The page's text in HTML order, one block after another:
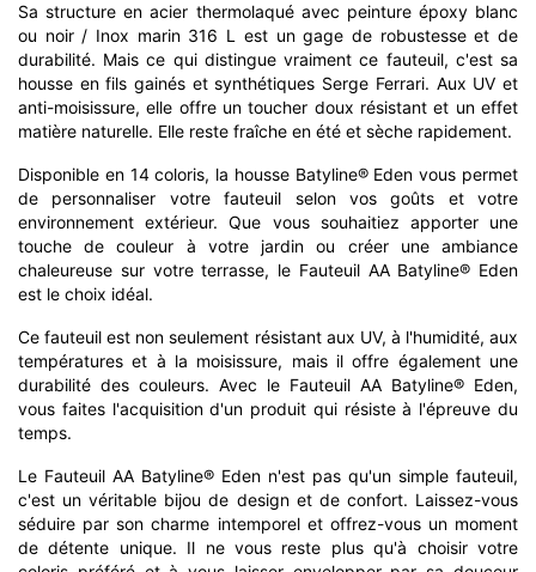
Sa structure en acier thermolaqué avec peinture époxy blanc
ou noir / Inox marin 316 L est un gage de robustesse et de
durabilité. Mais ce qui distingue vraiment ce fauteuil, c'est sa
housse en fils gainés et synthétiques Serge Ferrari. Aux UV et
anti-moisissure, elle offre un toucher doux résistant et un effet
matière naturelle. Elle reste fraîche en été et sèche rapidement.
Disponible en 14 coloris, la housse Batyline® Eden vous permet
de personnaliser votre fauteuil selon vos goûts et votre
environnement extérieur. Que vous souhaitiez apporter une
touche de couleur à votre jardin ou créer une ambiance
chaleureuse sur votre terrasse, le Fauteuil AA Batyline® Eden
est le choix idéal.
Ce fauteuil est non seulement résistant aux UV, à l'humidité, aux
températures et à la moisissure, mais il offre également une
durabilité des couleurs. Avec le Fauteuil AA Batyline® Eden,
vous faites l'acquisition d'un produit qui résiste à l'épreuve du
temps.
Le Fauteuil AA Batyline® Eden n'est pas qu'un simple fauteuil,
c'est un véritable bijou de design et de confort. Laissez-vous
séduire par son charme intemporel et offrez-vous un moment
de détente unique. Il ne vous reste plus qu'à choisir votre